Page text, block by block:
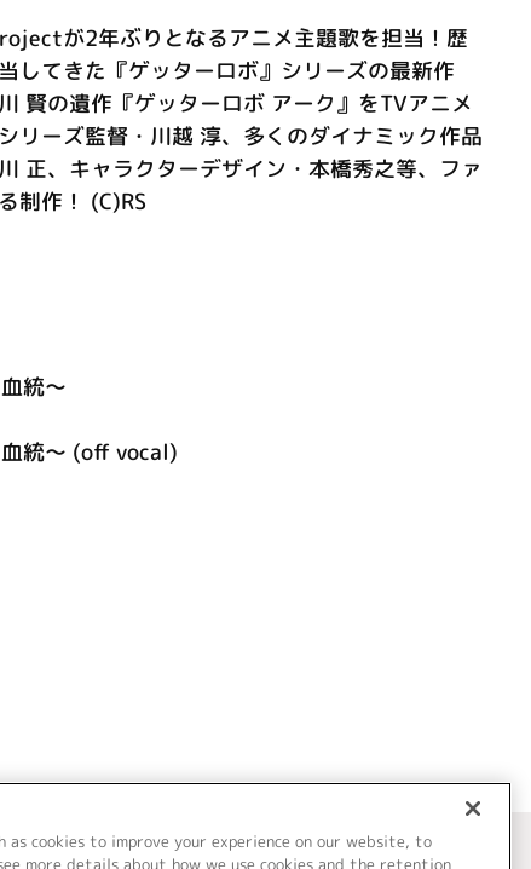
が2年ぶりとなるアニメ主題歌を担当！歴
してきた『ゲッターロボ』シリーズの最新作
賢の遺作『ゲッターロボ アーク』をTVアニメ
リーズ監督・川越 淳、多くのダイナミック作品
正、キャラクターデザイン・本橋秀之等、ファ
制作！ (C)RS
統～
統～ (off vocal)
as cookies to improve your experience on our website, to
more details about how we use cookies and the retention